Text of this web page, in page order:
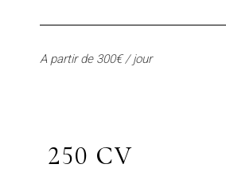
A partir de 300€ / jour
250 CV